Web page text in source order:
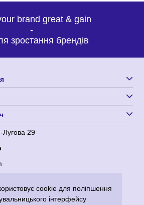
brand great & gain
-
зростання брендів
Лугова 29
cookie для поліпшення
інтерфейсу